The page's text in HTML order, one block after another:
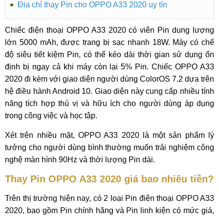
Địa chỉ thay Pin cho OPPO A33 2020 uy tín
Chiếc điện thoại OPPO A33 2020 có viên Pin dung lượng
lớn 5000 mAh, được trang bị sạc nhanh 18W. Máy có chế
độ siêu tiết kiệm Pin, có thể kéo dài thời gian sử dụng ổn
định bị ngay cả khi máy còn lại 5% Pin. Chiếc OPPO A33
2020 đi kèm với giao diện người dùng ColorOS 7.2 dựa trên
hệ điều hành Android 10. Giao diện này cung cấp nhiều tính
năng tích hợp thú vị và hữu ích cho người dùng áp dụng
trong công việc và học tập.
Xét trên nhiều mặt, OPPO A33 2020 là một sản phẩm lý
tưởng cho người dùng bình thường muốn trải nghiệm công
nghệ màn hình 90Hz và thời lượng Pin dài.
Thay Pin OPPO A33 2020 giá bao nhiêu tiền?
Trên thị trường hiện nay, có 2 loại Pin điện thoại OPPO A33
2020, bao gồm Pin chính hãng và Pin linh kiện có mức giá,